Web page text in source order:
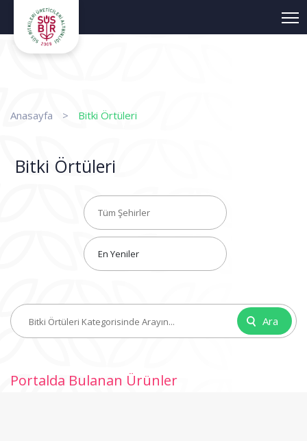
Anasayfa > Bitki Örtüleri
Bitki Örtüleri
Tüm Şehirler
En Yeniler
Ara
Portalda Bulanan Ürünler